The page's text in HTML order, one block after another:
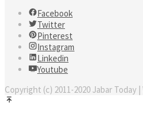
Facebook
Twitter
Pinterest
Instagram
Linkedin
Youtube
Copyright (c) 2011-2020 Jabar Today